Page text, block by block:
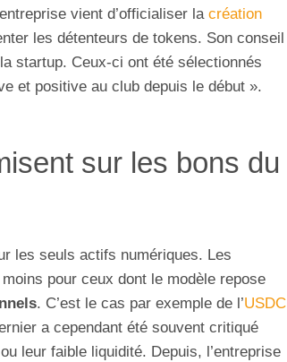
vient d’officialiser la création
les détenteurs de tokens. Son conseil
startup. Ceux-ci ont été sélectionnés
et positive au club depuis le début ».
sur les bons du
les seuls actifs numériques. Les
pour ceux dont le modèle repose
. C’est le cas par exemple de l’USDC
a cependant été souvent critiqué
leur faible liquidité. Depuis, l’entreprise